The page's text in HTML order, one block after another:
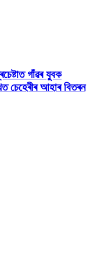
গাঁৱৰ যুবক
চেহেৰীৰ আহাৰ বিতৰন